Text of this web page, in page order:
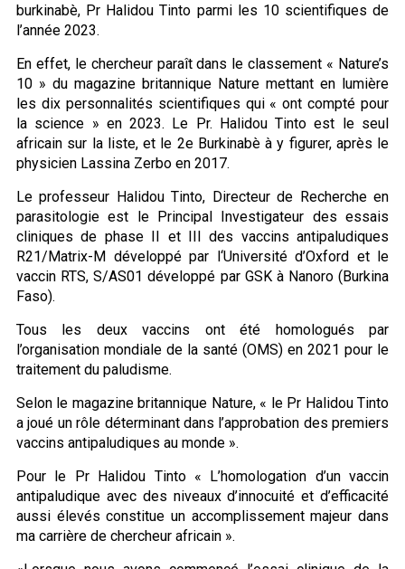
burkinabè, Pr Halidou Tinto parmi les 10 scientifiques de
l’année 2023.
En effet, le chercheur paraît dans le classement « Nature’s
10 » du magazine britannique Nature mettant en lumière
les dix personnalités scientifiques qui « ont compté pour
la science » en 2023. Le Pr. Halidou Tinto est le seul
africain sur la liste, et le 2e Burkinabè à y figurer, après le
physicien Lassina Zerbo en 2017.
Le professeur Halidou Tinto, Directeur de Recherche en
parasitologie est le Principal Investigateur des essais
cliniques de phase II et III des vaccins antipaludiques
R21/Matrix-M développé par l‘Université d’Oxford et le
vaccin RTS, S/AS01 développé par GSK à Nanoro (Burkina
Faso).
Tous les deux vaccins ont été homologués par
l’organisation mondiale de la santé (OMS) en 2021 pour le
traitement du paludisme.
Selon le magazine britannique Nature, « le Pr Halidou Tinto
a joué un rôle déterminant dans l’approbation des premiers
vaccins antipaludiques au monde ».
Pour le Pr Halidou Tinto « L’homologation d’un vaccin
antipaludique avec des niveaux d’innocuité et d’efficacité
aussi élevés constitue un accomplissement majeur dans
ma carrière de chercheur africain ».